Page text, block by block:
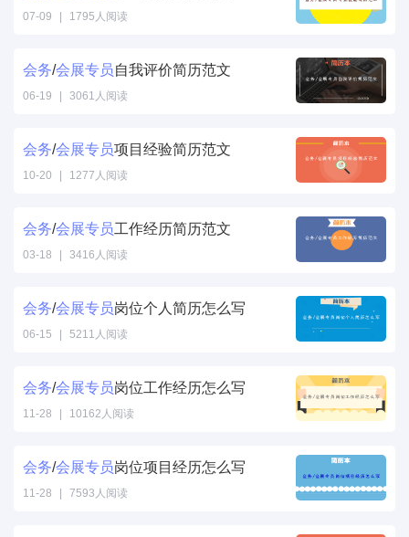
07-09 1795人阅读
会务/会展专员 自我评价简历范文
06-19 3061人阅读
会务/会展专员项目经验简历范文
10-20 1277人阅读
会务/会展专员工作经历简历范文
03-18 3416人阅读
会务/会展专员岗位个人简历怎么写
06-15 5211人阅读
会务/会展专员岗位工作经历怎么写
11-28 10162人阅读
会务/会展专员岗位项目经历怎么写
11-28 7593人阅读